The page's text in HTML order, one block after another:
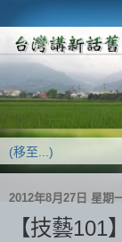
2012年8月27日 星期
【技藝101